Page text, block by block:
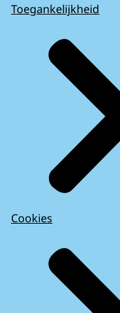
Toegankelijkheid
Cookies